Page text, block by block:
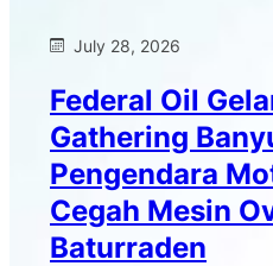
July 28, 2026
Federal Oil
Gathering
Pengendara
Cegah Mesin
Baturraden